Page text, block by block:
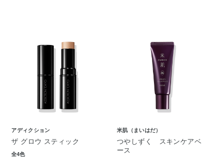
アディクション
ザ グロウ スティック
全4色
米肌（まいはだ）
つやしずく スキンケアベ
ース